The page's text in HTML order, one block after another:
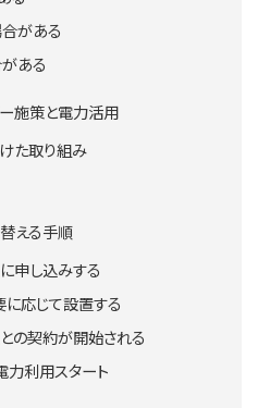
がある
ある
施策と電力活用
た取り組み
える手順
申し込みする
に応じて設置する
の契約が開始される
力利用スタート